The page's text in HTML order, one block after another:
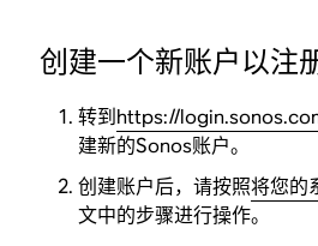
创建一个新账户以注
转到 https://
建新的Sonos账户。
创建账户后，请按照将您的
文中的步骤进行操作。